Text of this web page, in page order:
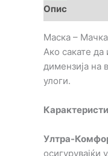
Опис
Маска – Мачка
Ако сакате
димензија на
улоги.
Ултра-